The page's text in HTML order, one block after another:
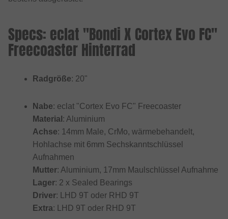
Specs: eclat "Bondi X Cortex Evo FC"
Freecoaster Hinterrad
Radgröße: 20"
Nabe: eclat "Cortex Evo FC" Freecoaster
Material : Aluminium
Achse: 14mm Male, CrMo, wärmebehandelt,
Hohlachse mit 6mm Sechskanntschlüssel
Aufnahmen
Mutter: Aluminium, 17mm Maulschlüssel Aufnahme
Lager: 2 x Sealed Bearings
Driver: LHD 9T oder RHD 9T
Extra: LHD 9T oder RHD 9T